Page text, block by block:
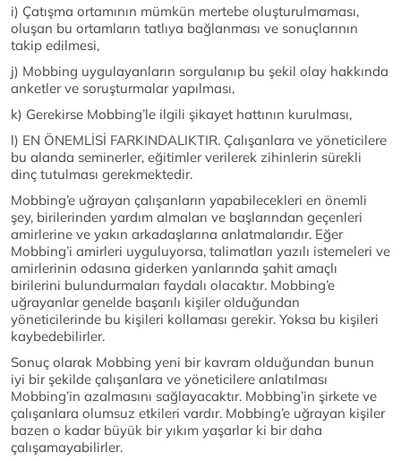
i) Çatışma ortamının mümkün mertebe oluşturulmaması,
oluşan bu ortamların tatlıya bağlanması ve sonuçlarının
takip edilmesi,
j) Mobbing uygulayanların sorgulanıp bu şekil olay hakkında
anketler ve soruşturmalar yapılması,
k) Gerekirse Mobbing’le ilgili şikayet hattının kurulması,
l) EN ÖNEMLİSİ FARKINDALIKTIR. Çalışanlara ve yöneticilere
bu alanda seminerler, eğitimler verilerek zihinlerin sürekli
dinç tutulması gerekmektedir.
Mobbing’e uğrayan çalışanların yapabilecekleri en önemli
şey, birilerinden yardım almaları ve başlarından geçenleri
amirlerine ve yakın arkadaşlarına anlatmalarıdır. Eğer
Mobbing’i amirleri uyguluyorsa, talimatları yazılı istemeleri ve
amirlerinin odasına giderken yanlarında şahit amaçlı
birilerini bulundurmaları faydalı olacaktır. Mobbing’e
uğrayanlar genelde başarılı kişiler olduğundan
yöneticilerinde bu kişileri kollaması gerekir. Yoksa bu kişileri
kaybedebilirler.
Sonuç olarak Mobbing yeni bir kavram olduğundan bunun
iyi bir şekilde çalışanlara ve yöneticilere anlatılması
Mobbing’in azalmasını sağlayacaktır. Mobbing’in şirkete ve
çalışanlara olumsuz etkileri vardır. Mobbing’e uğrayan kişiler
bazen o kadar büyük bir yıkım yaşarlar ki bir daha
çalışamayabilirler.